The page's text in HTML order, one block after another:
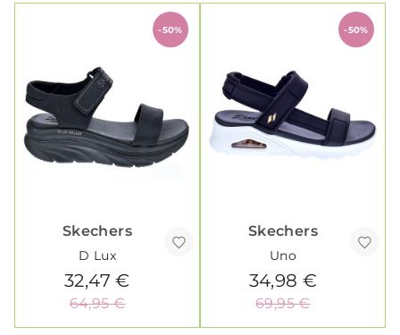
-50%
Skechers
D Lux
32,47 €
64,95 €
-50%
Skechers
Uno
34,98 €
69,95 €